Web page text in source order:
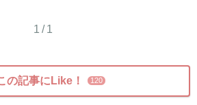
1/1
の記事にLike！ 120